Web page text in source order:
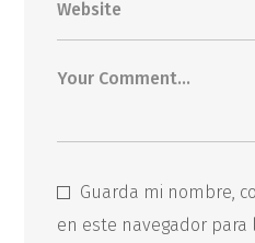
Guarda mi nombre,
en este navegador para